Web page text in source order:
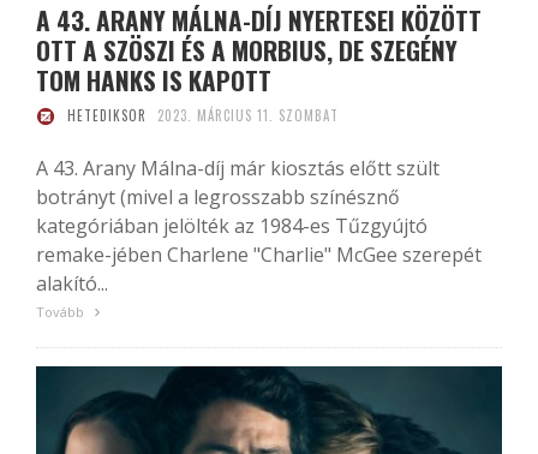
A 43. ARANY MÁLNA-DÍJ NYERTESEI KÖZÖTT
OTT A SZÖSZI ÉS A MORBIUS, DE SZEGÉNY
TOM HANKS IS KAPOTT
HETEDIKSOR 2023. MÁRCIUS 11. SZOMBAT
A 43. Arany Málna-díj már kiosztás előtt szült
botrányt (mivel a legrosszabb színésznő
kategóriában jelölték az 1984-es Tűzgyújtó
remake-jében Charlene "Charlie" McGee szerepét
alakító...
Tovább